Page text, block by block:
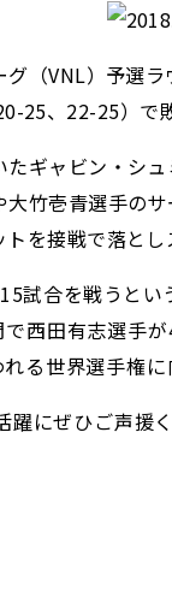
（VNL）予選
25、22-25）で
ギャビン・シ
竹壱青選手の
を接戦で落とし
15試合を戦うとい
西田有志選手
る世界選手権
にぜひご声援く